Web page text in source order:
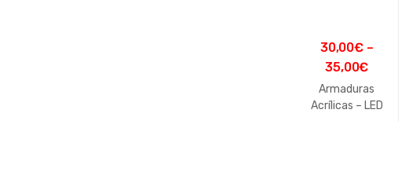
30,00€–
35,00€
Armaduras
Acrílicas – LED